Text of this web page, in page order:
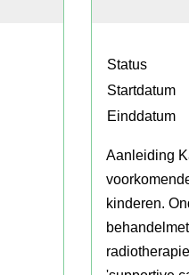
Status
Startdatum
Einddatum
Aanleiding
kinderen.